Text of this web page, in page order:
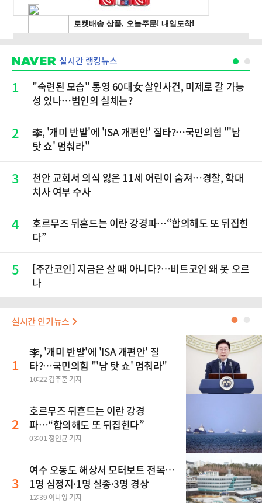
실시간 랭킹뉴스
1
"숙련된 모습" 통영 60대女 살인사건, 미제로 갈 가능
성 있나…범인의 실체는?
2
李, '개미 반발'에 'ISA 개편안' 질타?…국민의힘 "'남
탓 쇼' 멈춰라"
3
천안 교회서 의식 잃은 11세 어린이 숨져…경찰, 학대
치사 여부 수사
4
호르무즈 뒤흔드는 이란 강경파…“합의해도 또 뒤집힌
다”
5
[주간코인] 지금은 살 때 아니다?…비트코인 왜 못 오르
나
실시간 인기뉴스 ●
1
李, '개미 반발'에 'ISA 개편안' 질
타?…국민의힘 "'남 탓 쇼' 멈춰라"
10:22 김주훈 기자
2
호르무즈 뒤흔드는 이란 강경
파…“합의해도 또 뒤집힌다”
03:01 정인균 기자
3
여수 오동도 해상서 모터보트 전복…
1명 심정지·1명 실종·3명 경상
12:39 이나영 기자